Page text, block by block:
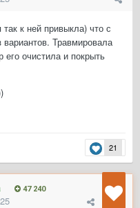
к ней привыкла) что с
вариантов. Травмировала
его очистила и покрыть
21
47 240